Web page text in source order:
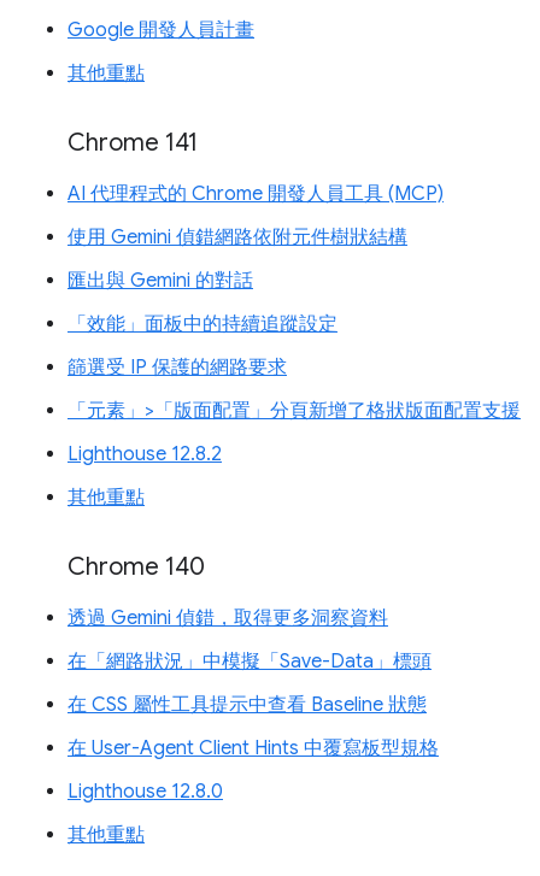
Google 開發人員計畫
其他重點
Chrome 141
AI 代理程式的 Chrome 開發人員工具 (MCP)
使用 Gemini 偵錯網路依附元件樹狀結構
匯出與 Gemini 的對話
「效能」面板中的持續追蹤設定
篩選受 IP 保護的網路要求
「元素」>「版面配置」分頁新增了格狀版面配置支援
Lighthouse 12.8.2
其他重點
Chrome 140
透過 Gemini 偵錯，取得更多洞察資料
在「網路狀況」中模擬「Save-Data」標頭
在 CSS 屬性工具提示中查看 Baseline 狀態
在 User-Agent Client Hints 中覆寫板型規格
Lighthouse 12.8.0
其他重點